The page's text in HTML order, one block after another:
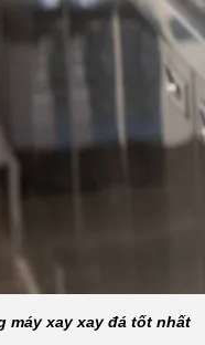
máy xay xay đá tốt nhất